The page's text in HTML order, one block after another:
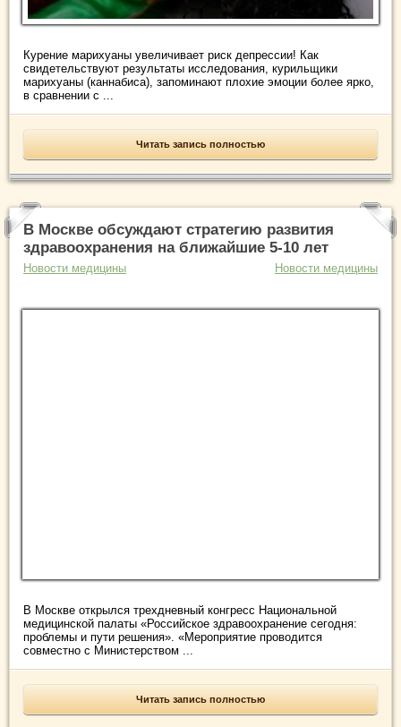
Курение марихуаны увеличивает риск депрессии! Как
свидетельствуют результаты исследования, курильщики
марихуаны (каннабиса), запоминают плохие эмоции более ярко,
в сравнении с ...
Читать запись полностью
В Москве обсуждают стратегию развития
здравоохранения на ближайшие 5-10 лет
Новости медицины Новости медицины
В Москве открылся трехдневный конгресс Национальной
медицинской палаты «Российское здравоохранение сегодня:
проблемы и пути решения». «Мероприятие проводится
совместно с Министерством ...
Читать запись полностью